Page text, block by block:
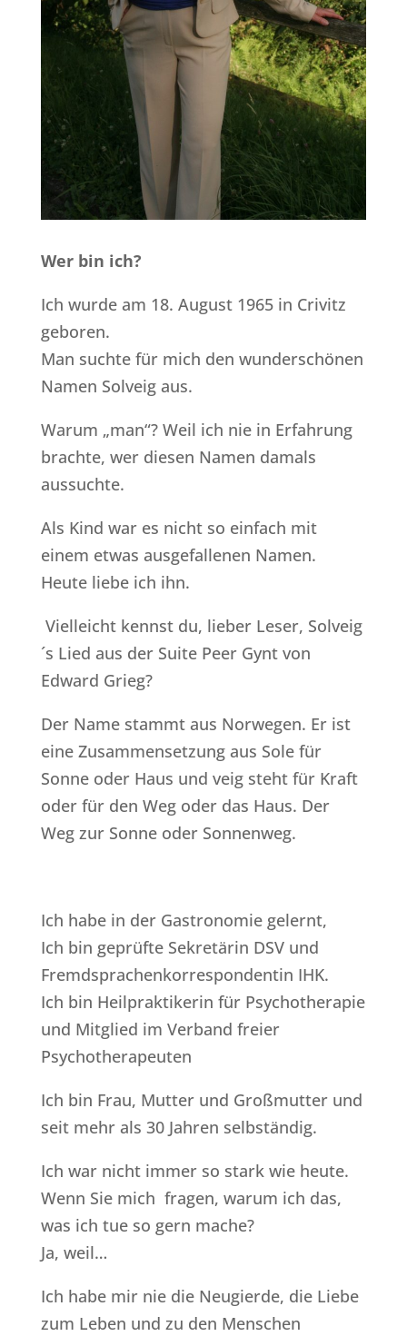
Wer bin ich?
Ich wurde am 18. August 1965 in Crivitz
geboren.
Man suchte für mich den wunderschönen
Namen Solveig aus.
Warum „man“? Weil ich nie in Erfahrung
brachte, wer diesen Namen damals
aussuchte.
Als Kind war es nicht so einfach mit
einem etwas ausgefallenen Namen.
Heute liebe ich ihn.
Vielleicht kennst du, lieber Leser, Solveig
´s Lied aus der Suite Peer Gynt von
Edward Grieg?
Der Name stammt aus Norwegen. Er ist
eine Zusammensetzung aus Sole für
Sonne oder Haus und veig steht für Kraft
oder für den Weg oder das Haus. Der
Weg zur Sonne oder Sonnenweg.
Ich habe in der Gastronomie gelernt,
Ich bin geprüfte Sekretärin DSV und
Fremdsprachenkorrespondentin IHK.
Ich bin Heilpraktikerin für Psychotherapie
und Mitglied im Verband freier
Psychotherapeuten
Ich bin Frau, Mutter und Großmutter und
seit mehr als 30 Jahren selbständig.
Ich war nicht immer so stark wie heute.
Wenn Sie mich fragen, warum ich das,
was ich tue so gern mache?
Ja, weil…
Ich habe mir nie die Neugierde, die Liebe
zum Leben und zu den Menschen